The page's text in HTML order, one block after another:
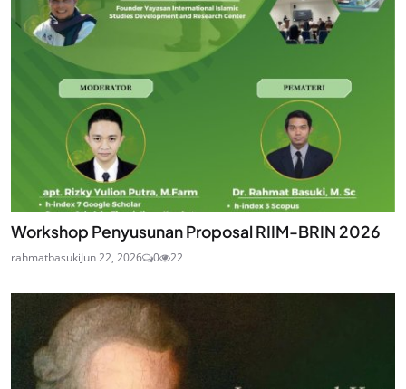
Workshop Penyusunan Proposal RIIM-BRIN 2026
rahmatbasukiJun 22, 2026 0 22